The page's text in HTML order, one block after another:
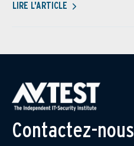
LIRE L'ARTICLE
Contactez-nous